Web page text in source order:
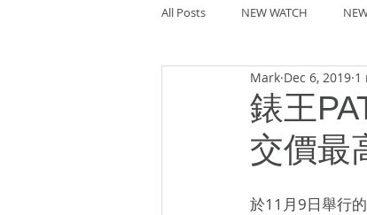
All Posts NEW WATCH
MEET THE VIP WATCH
BASELWORLD 2019
錶王
交價最
Mark Dec 6, 2019 1
於11月9日舉行